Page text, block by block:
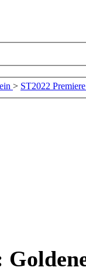
> ST2022